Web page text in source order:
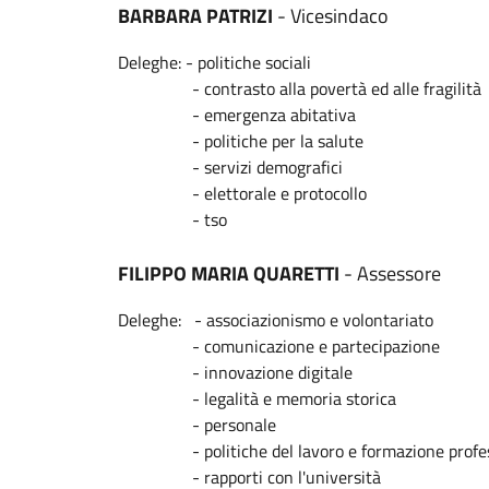
BARBARA PATRIZI - Vicesindaco
Deleghe: - politiche sociali
- contrasto alla povertà ed alle fragilità
- emergenza abitativa
- politiche per la salute
- servizi demografici
- elettorale e protocollo
- tso
FILIPPO MARIA QUARETTI - Assessore
Deleghe: - associazionismo e volontariato
- comunicazione e partecipazione
- innovazione digitale
- legalità e memoria storica
- personale
- politiche del lavoro e formazione
- rapporti con l'università